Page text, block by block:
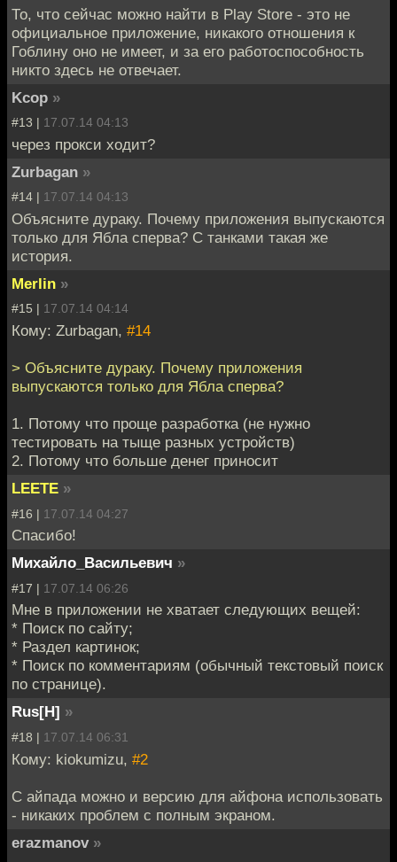
То, что сейчас можно найти в Play Store - это не
официальное приложение, никакого отношения к
Гоблину оно не имеет, и за его работоспособность
никто здесь не отвечает.
Kcop »
#13 | 17.07.14 04:13
через прокси ходит?
Zurbagan »
#14 | 17.07.14 04:13
Объясните дураку. Почему приложения выпускаются
только для Ябла сперва? С танками такая же
история.
Merlin »
#15 | 17.07.14 04:14
Кому: Zurbagan, #14
> Объясните дураку. Почему приложения
выпускаются только для Ябла сперва?
1. Потому что проще разработка (не нужно
тестировать на тыще разных устройств)
2. Потому что больше денег приносит
LEETE »
#16 | 17.07.14 04:27
Спасибо!
Михайло_Васильевич »
#17 | 17.07.14 06:26
Мне в приложении не хватает следующих вещей:
* Поиск по сайту;
* Раздел картинок;
* Поиск по комментариям (обычный текстовый поиск
по странице).
Rus[H] »
#18 | 17.07.14 06:31
Кому: kiokumizu, #2
С айпада можно и версию для айфона использовать
- никаких проблем с полным экраном.
erazmanov »